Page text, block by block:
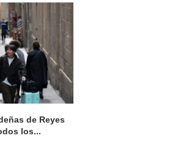
de Reyes
los...